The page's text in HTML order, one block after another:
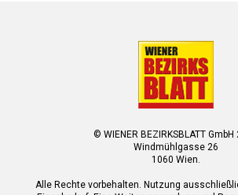
© WIENER BEZIRKSBLATT GmbH
Windmühlgasse 26
1060 Wien.
Alle Rechte vorbehalten. Nutzung